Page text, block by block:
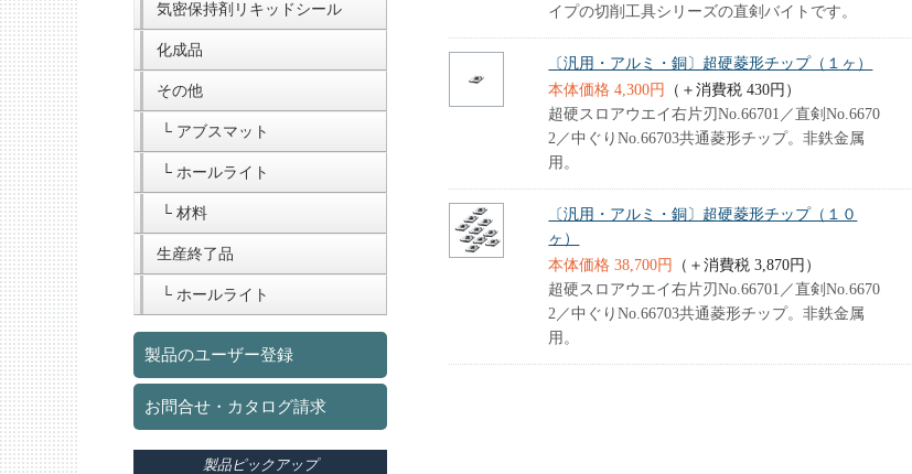
気密保持剤リキッドシール
化成品
その他
└ アブスマット
└ ホールライト
└ 材料
生産終了品
└ ホールライト
製品のユーザー登録
お問合せ・カタログ請求
製品ピックアップ
イプの切削工具シリーズの直剣バイトです。
〔汎用・アルミ・銅〕超硬菱形チップ（１ヶ）
本体価格 4,300円
（＋消費税 430円）
超硬スロアウエイ右片刃No.66701／直剣No.6670
2／中ぐりNo.66703共通菱形チップ。非鉄金属
用。
〔汎用・アルミ・銅〕超硬菱形チップ（１０
ヶ）
本体価格 38,700円
（＋消費税 3,870円）
超硬スロアウエイ右片刃No.66701／直剣No.6670
2／中ぐりNo.66703共通菱形チップ。非鉄金属
用。